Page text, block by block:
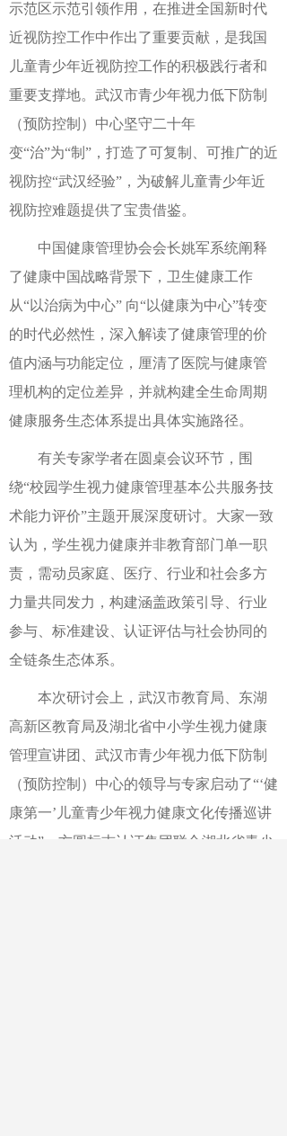
示范区示范引领作用， 在推进全国新时代
近视防控工作中作出了重要贡献，是我国
儿童青少年近视防控工作的积极践行者和
重要支撑地。武汉市青少年视力低下防制
（预防控制）中心坚守二十年
变“治”为“制”，打造了可复制、可推广的近
视防控“武汉经验”，为破解儿童青少年近
视防控难题提供了宝贵借鉴。
中国健康管理协会会长姚军系统阐释
了健康中国战略背景 下 ，卫生健康工作
从“以治病为中心” 向“以健康为中心”转变
的时代必然性，深入解读了健康管理的价
值内涵与功能定位 ，厘清了医院与健康管
理机构的定位差异，并就构建全生命周期
健康服务生态体系提出具体实施路径。
有关专家学者在圆桌会议环节，围
绕“校园学生视力健康管理基本公共服务技
术能力评价”主题开展深度研讨。 大家一致
认为 ， 学生视力健康并非教育部门单一职
责，需动员家庭、医疗、行业和社会多方
力量共同发力，构建涵盖政策引导、行业
参与、标准建设、认证评估与社会协同的
全链条生态体系。
本次研讨会上，武汉市教育局、东湖
高新区教育局及湖北省中小学生视力健康
管理宣讲团、武汉市青少年视力低下防制
（预防控制）中心的领导与专家启动了“‘健
康第一’儿童青少年视力健康文化传播巡讲
活动”。方圆标志认证集团联合湖北省青少